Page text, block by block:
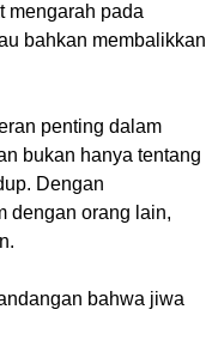
mengarah pada
bahkan membalikkan
penting dalam
bukan hanya tentang
Dengan
dengan orang lain,
bahwa jiwa